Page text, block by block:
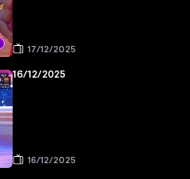
17/12/2025
16/12/2025
16/12/2025